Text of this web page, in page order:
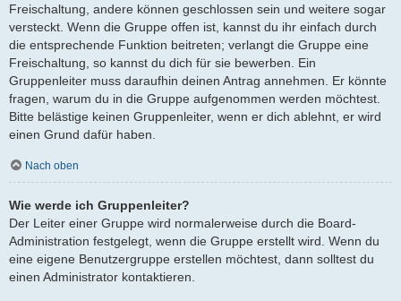
Freischaltung, andere können geschlossen sein und weitere sogar
versteckt. Wenn die Gruppe offen ist, kannst du ihr einfach durch
die entsprechende Funktion beitreten; verlangt die Gruppe eine
Freischaltung, so kannst du dich für sie bewerben. Ein
Gruppenleiter muss daraufhin deinen Antrag annehmen. Er könnte
fragen, warum du in die Gruppe aufgenommen werden möchtest.
Bitte belästige keinen Gruppenleiter, wenn er dich ablehnt, er wird
einen Grund dafür haben.
Nach oben
Wie werde ich Gruppenleiter?
Der Leiter einer Gruppe wird normalerweise durch die Board-
Administration festgelegt, wenn die Gruppe erstellt wird. Wenn du
eine eigene Benutzergruppe erstellen möchtest, dann solltest du
einen Administrator kontaktieren.